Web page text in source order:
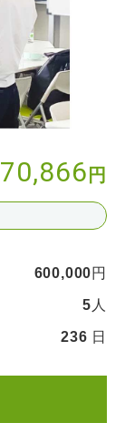
70,866 円
600,000円
5 人
236 日